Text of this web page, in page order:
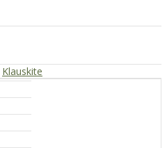
Klauskite